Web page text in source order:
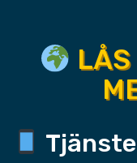
LÅS